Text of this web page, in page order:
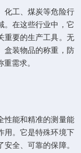
工、煤炭等危险行
。在这些行业中，它
重要的生产工具。无
盒装物品的称重，防
需求。
能和精准的测量能
用。它是特殊环境下
全、可靠的保障。